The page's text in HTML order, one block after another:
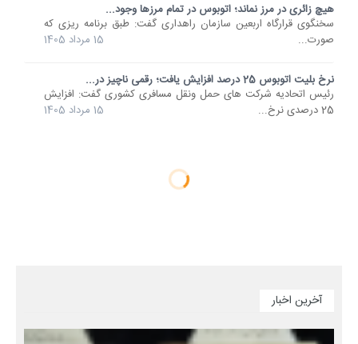
هیچ زائری در مرز نماند؛ اتوبوس در تمام مرزها وجود...
سخنگوی قرارگاه اربعین سازمان راهداری گفت: طبق برنامه ریزی که
صورت...
15 مرداد 1405
نرخ بلیت اتوبوس 25 درصد افزایش یافت؛ رقمی ناچیز در...
رئیس اتحادیه شرکت های حمل ونقل مسافری کشوری گفت: افزایش
25 درصدی نرخ...
15 مرداد 1405
آخرین اخبار